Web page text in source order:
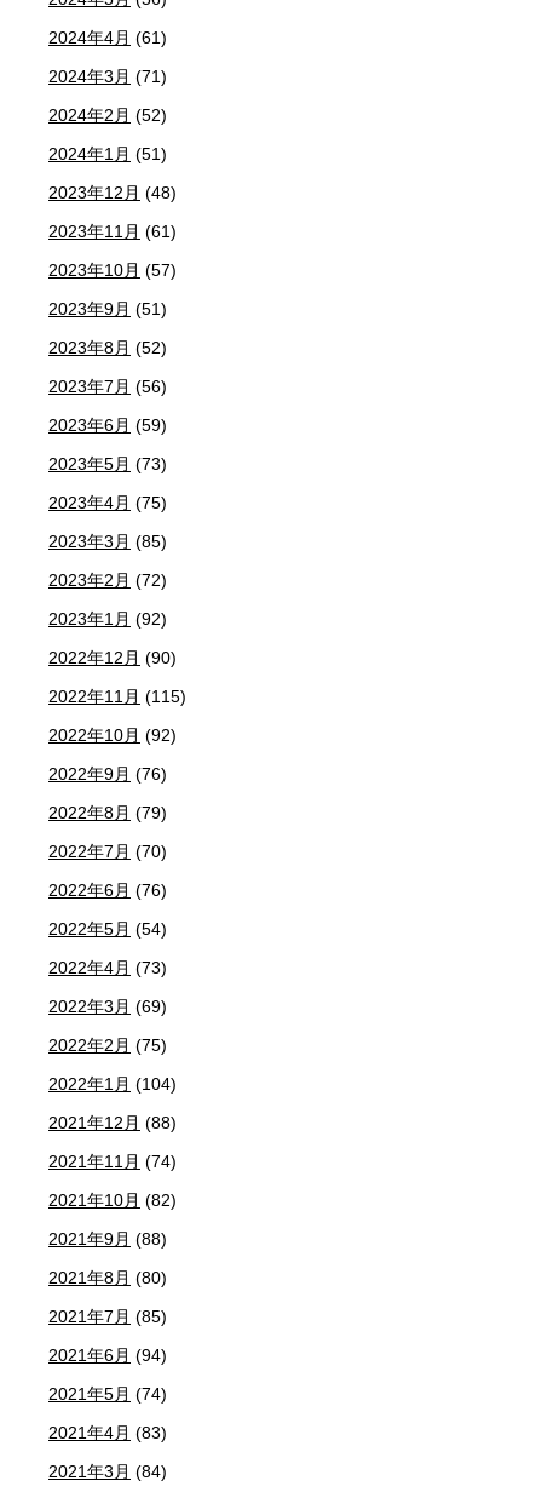
2024年4月 (61)
2024年3月 (71)
2024年2月 (52)
2024年1月 (51)
2023年12月 (48)
2023年11月 (61)
2023年10月 (57)
2023年9月 (51)
2023年8月 (52)
2023年7月 (56)
2023年6月 (59)
2023年5月 (73)
2023年4月 (75)
2023年3月 (85)
2023年2月 (72)
2023年1月 (92)
2022年12月 (90)
2022年11月 (115)
2022年10月 (92)
2022年9月 (76)
2022年8月 (79)
2022年7月 (70)
2022年6月 (76)
2022年5月 (54)
2022年4月 (73)
2022年3月 (69)
2022年2月 (75)
2022年1月 (104)
2021年12月 (88)
2021年11月 (74)
2021年10月 (82)
2021年9月 (88)
2021年8月 (80)
2021年7月 (85)
2021年6月 (94)
2021年5月 (74)
2021年4月 (83)
2021年3月 (84)